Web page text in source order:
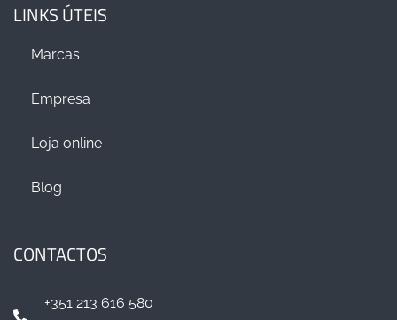
LINKS ÚTEIS
Marcas
Empresa
Loja online
Blog
CONTACTOS
+351 213 616 580